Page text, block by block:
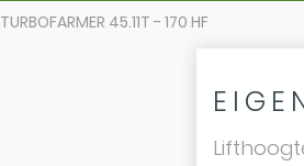
TURBOFARMER 45.11T - 170 HF